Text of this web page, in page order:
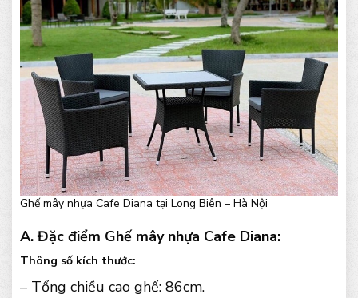
Ghế mây nhựa Cafe Diana tại Long Biên – Hà Nội
A. Đặc điểm Ghế mây nhựa Cafe Diana:
Thông số kích thước:
– Tổng chiều cao ghế: 86cm.